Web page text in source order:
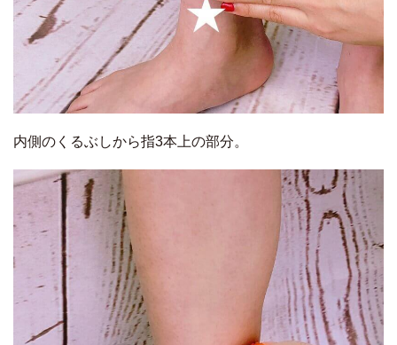
内側のくるぶしから指3本上の部分。